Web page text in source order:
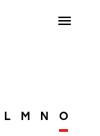
L M N O